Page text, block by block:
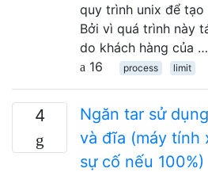
quy trình unix để
Bởi vì quá trình này
do khách hàng của …
16
process limit
4
Ngăn tar sử
và đĩa (máy tính
sự cố nếu 100%)